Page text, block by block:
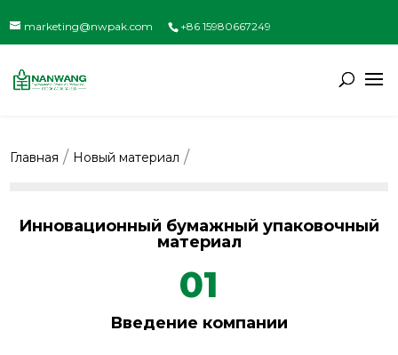
marketing@nwpak.com +86 15980667249
Главная Новый материал
Инновационный бумажный упаковочный
материал
01
Введение компании